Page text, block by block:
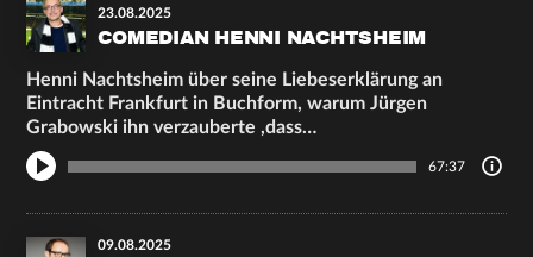
23.08.2025
COMEDIAN HENNI NACHTSHEIM
Henni Nachtsheim über seine Liebeserklärung an
Eintracht Frankfurt in Buchform, warum Jürgen
Grabowski ihn verzauberte ,dass…
67:37
09.08.2025